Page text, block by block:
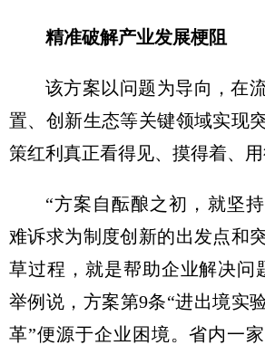
精准破解产业发展梗阻
该方案以问题为导向，在
置、创新生态等关键领域实现
策红利真正看得见、摸得着、用
“方案自酝酿之初，就坚
难诉求为制度创新的出发点和
草过程，就是帮助企业解决问
举例说，方案第9条“进出境实
革”便源于企业困境。省内一